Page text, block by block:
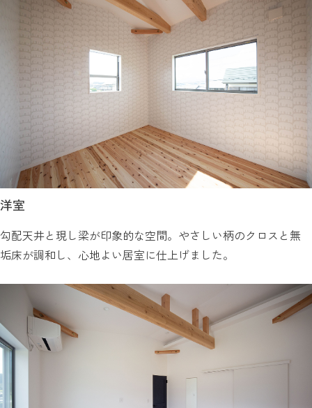
洋室
勾配天井と現し梁が印象的な空間。やさしい柄のクロスと無
垢床が調和し、心地よい居室に仕上げました。